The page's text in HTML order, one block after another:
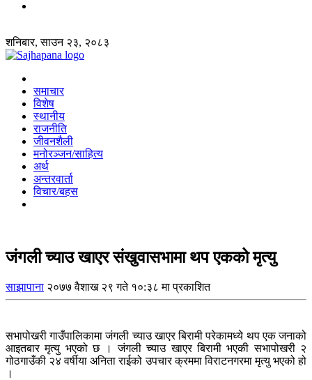
शनिबार, साउन २३, २०८३
समाचार
विशेष
स्थानीय
राजनीति
जीवनशैली
मनोरञ्जन/साहित्य
अर्थ
अन्तरवार्ता
विचार/बहस
जंगली च्याउ खाएर संखुवासभामा थप एकको मृत्यु
साझापाना २०७७ वैशाख २९ गते १०:३८ मा प्रकाशित
सभापोखरी गाउँपालिकामा जंगली च्याउ खाएर बिरामी परेकामध्ये थप एक जनाको
आइतबार मृत्यु भएको छ । जंगली च्याउ खाएर बिरामी भएकी सभापोखरी २
गोठगाउँकी २४ वर्षीया अनिता राईको उपचार क्रममा विराटनगरमा मृत्यु भएको हो
।